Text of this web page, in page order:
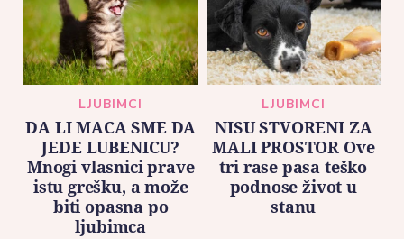
LJUBIMCI
DA LI MACA SME DA
JEDE LUBENICU?
Mnogi vlasnici prave
istu grešku, a može
biti opasna po
ljubimca
LJUBIMCI
NISU STVORENI ZA
MALI PROSTOR Ove
tri rase pasa teško
podnose život u
stanu